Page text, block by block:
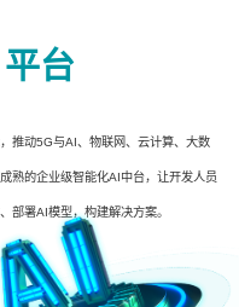
台
推动5G与AI、物联网、云计算、大数
熟的企业级智能化AI中台，让开发人员
部署AI模型，构建解决方案。